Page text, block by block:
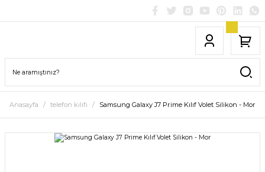
Anasayfa telefon kılıfı Samsung Galaxy J7 Prime Kılıf Volet Silikon - Mor